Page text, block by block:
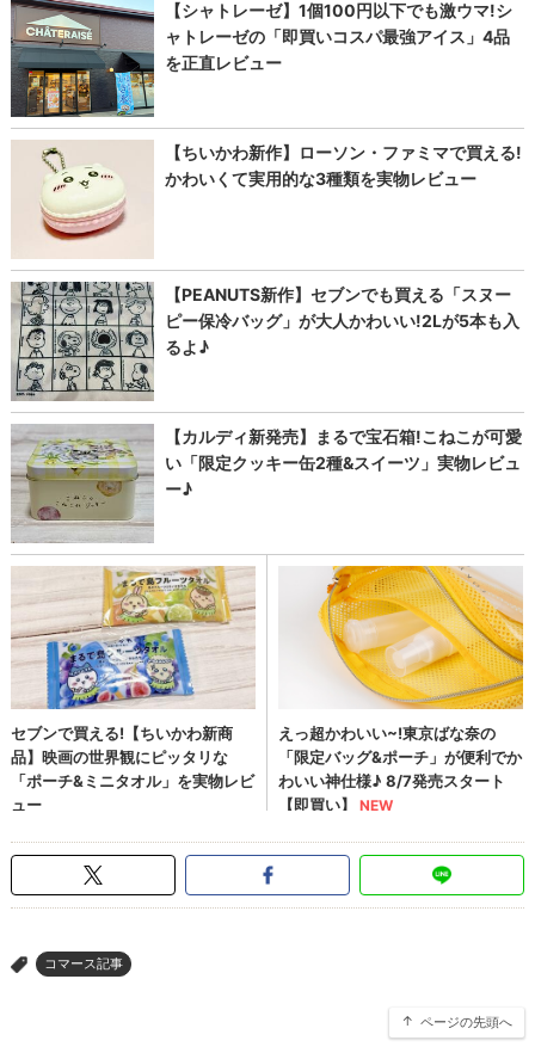
> コマース記事
ページの先頭へ